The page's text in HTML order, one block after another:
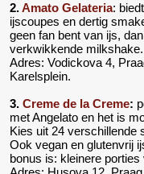
2.Amato Gelateria:
ijscoupes en dertig
geen fan bent van ijs,
verkwikkende milkshake.
Adres: Vodickova 4,
Karelsplein.
3. Creme de la Creme:
met Angelato en het is
Kies uit 24 verschillende
Ook vegan en glutenvrij
bonus is: kleinere porties